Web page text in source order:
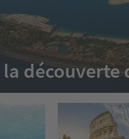
la découverte